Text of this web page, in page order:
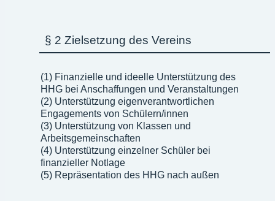
§ 2 Zielsetzung des Vereins
(1) Finanzielle und ideelle Unterstützung des
HHG bei Anschaffungen und Veranstaltungen
(2) Unterstützung eigenverantwortlichen
Engagements von Schülern/innen
(3) Unterstützung von Klassen und
Arbeitsgemeinschaften
(4) Unterstützung einzelner Schüler bei
finanzieller Notlage
(5) Repräsentation des HHG nach außen